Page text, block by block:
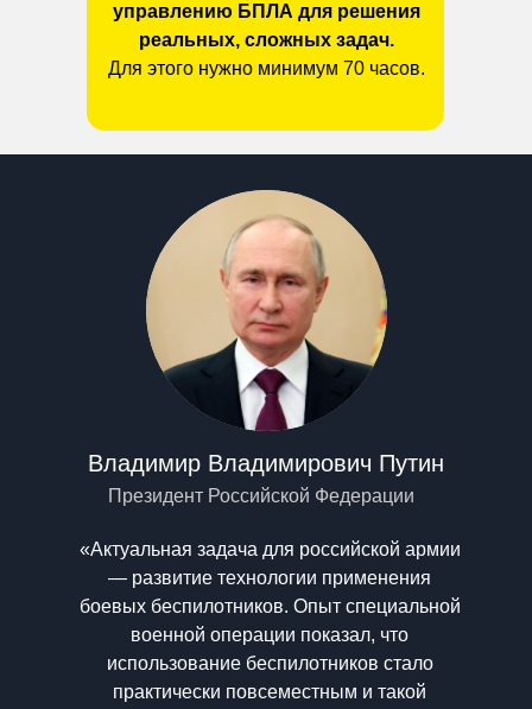
управлению БПЛА для решения
реальных, сложных задач.
Для этого нужно минимум 70 часов.
Владимир Владимирович Путин
Президент Российской Федерации
«Актуальная задача для российской армии
— развитие технологии применения
боевых беспилотников. Опыт специальной
военной операции показал, что
использование беспилотников стало
практически повсеместным и такой